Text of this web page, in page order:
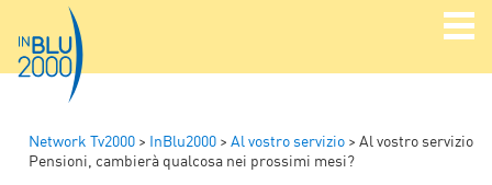
Network Tv2000 > InBlu2000 > Al vostro servizio > Al vostro servizio
Pensioni, cambierà qualcosa nei prossimi mesi?